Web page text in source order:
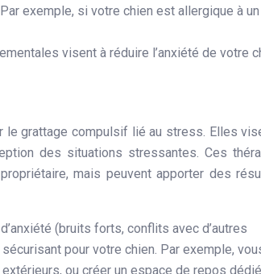
exemple, si votre chien est allergique à un
visent à réduire l’anxiété de votre
grattage compulsif lié au stress. Elles
des situations stressantes. Ces
mais peuvent apporter des
(bruits forts, conflits avec d’autres
pour votre chien. Par exemple,
ou créer un espace de repos